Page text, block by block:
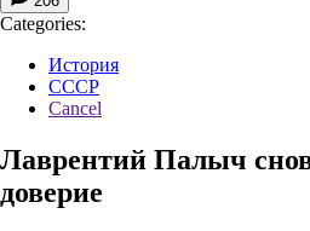
Categories:
История
СССР
Cancel
Лаврентий Палыч
доверие